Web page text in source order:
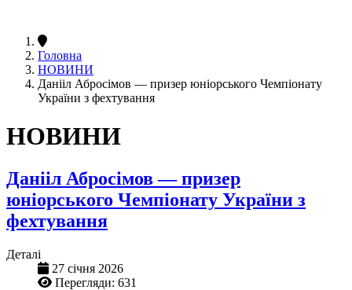
Головна
НОВИНИ
Данііл Абросімов — призер юніорського Чемпіонату
України з фехтування
НОВИНИ
Данііл Абросімов — призер
юніорського Чемпіонату України з
фехтування
Деталі
27 січня 2026
Перегляди: 631